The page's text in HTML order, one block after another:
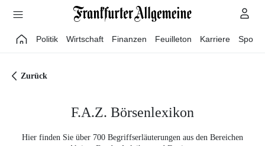
Direkt zum Hauptinhalt
Politik Wirtschaft Finanzen Feuilleton Karriere Sport
Zurück
F.A.Z. Börsenlexikon
Hier finden Sie über 700 Begriffserläuterungen aus den Bereichen